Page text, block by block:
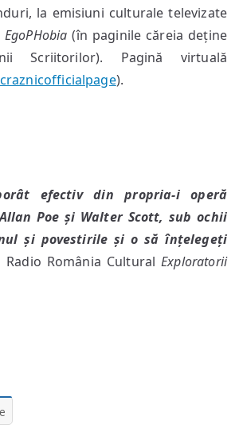
la emisiuni culturale televizate
EgoPHobia (în paginile căreia deține
Pagină virtuală
).
efectiv din propria-i operă
Poe și Walter Scott, sub ochii
și povestirile și o să înțelegeți
Radio România CulturalExploratorii